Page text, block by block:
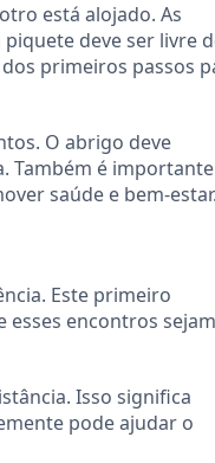
está alojado. As
deve ser livre
primeiros passos
O abrigo deve
Também é importante
saúde e bem-estar.
Este primeiro
encontros sejam
Isso significa
pode ajudar o